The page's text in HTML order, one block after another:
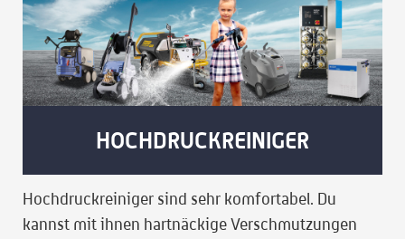
HOCHDRUCKREINIGER
Hochdruckreiniger sind sehr komfortabel. Du
kannst mit ihnen hartnäckige Verschmutzungen